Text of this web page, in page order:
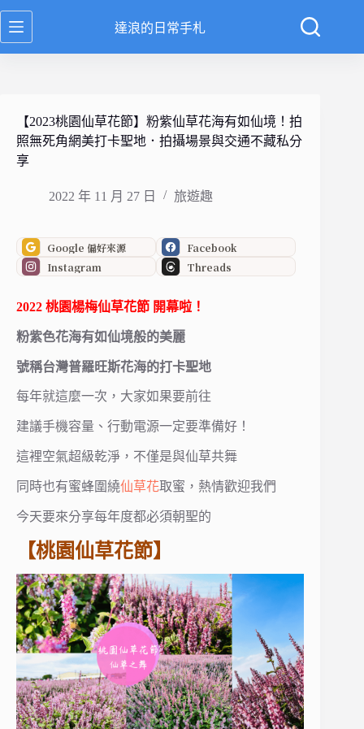
跳
至
達浪的日常手札
【2023桃園仙草花節】粉紫仙草花海有如仙境！拍
照無死角網美打卡聖地．拍攝場景與交通不藏私分
享
2022 年 11 月 27 日 旅遊趣
Google 偏好來源
Facebook
Instagram
Threads
2022 桃園楊梅仙草花節 開幕啦！
粉紫色花海有如仙境般的美麗
號稱台灣普羅旺斯花海的打卡聖地
每年就這麼一次，大家如果要前往
建議手機容量、行動電源一定要準備好！
這裡空氣超級乾淨，不僅是與仙草共舞
同時也有蜜蜂圍繞仙草花取蜜，熱情歡迎我們
今天要來分享每年度都必須朝聖的
【桃園仙草花節】